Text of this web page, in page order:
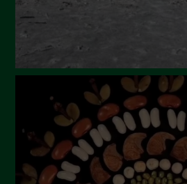
Febbraio 2024
Ottobre 2023
Settembre 2023
Agosto 2023
Luglio 2023